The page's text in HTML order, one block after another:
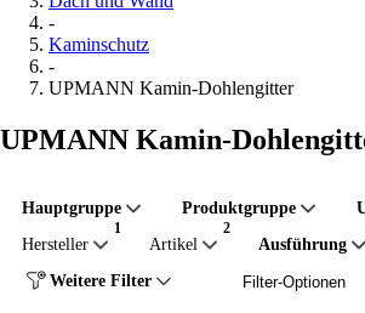
-
Kaminschutz
-
UPMANN Kamin-Dohlengitter
UPMANN Kamin-
Hauptgruppe Produktgruppe
Hersteller
Artikel
Ausführung
Weitere Filter
Filter-Optionen